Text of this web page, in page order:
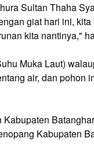
Sultan Thaha
giat hari ini,
kita nantinya,"
Muka Laut)
air, dan pohon
Kabupaten